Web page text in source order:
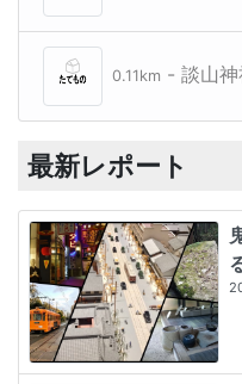
0.11km - 談山
最新レポート